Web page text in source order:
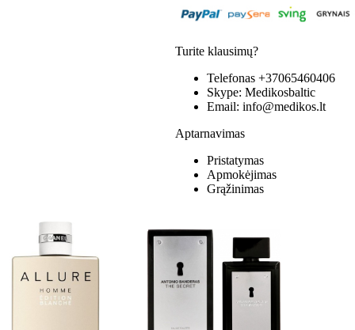
Turite klausimų?
Telefonas +37065460406
Skype: Medikosbaltic
Email: info@medikos.lt
Aptarnavimas
Pristatymas
Apmokėjimas
Grąžinimas